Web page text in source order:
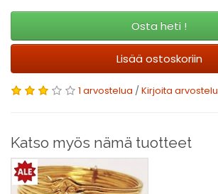
Osta heti !
Lisää ostoskoriin
1 arvostelua /Kirjoita arvostelu
Katso myös nämä tuotteet